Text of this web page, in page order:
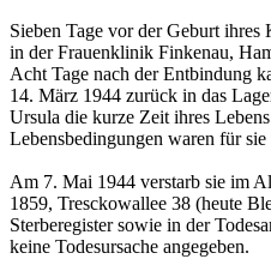
Sieben Tage vor der Geburt
in der Frauenklinik Finkenau,
Acht Tage nach der Entbindung
14. März 1944 zurück in das
Ursula die kurze Zeit ihres
Lebensbedingungen waren für
Am 7. Mai 1944 verstarb sie im
1859, Tresckowallee 38 (heute
Sterberegister sowie in der
keine Todesursache angegeben.